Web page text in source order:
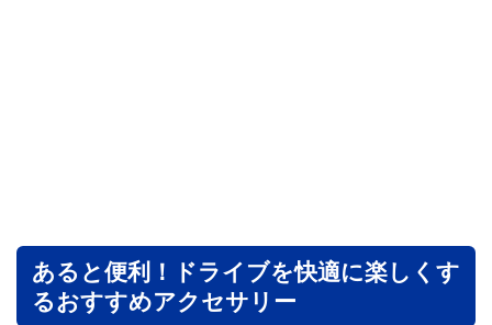
あると便利！ドライブを快適に楽しくす
るおすすめアクセサリー